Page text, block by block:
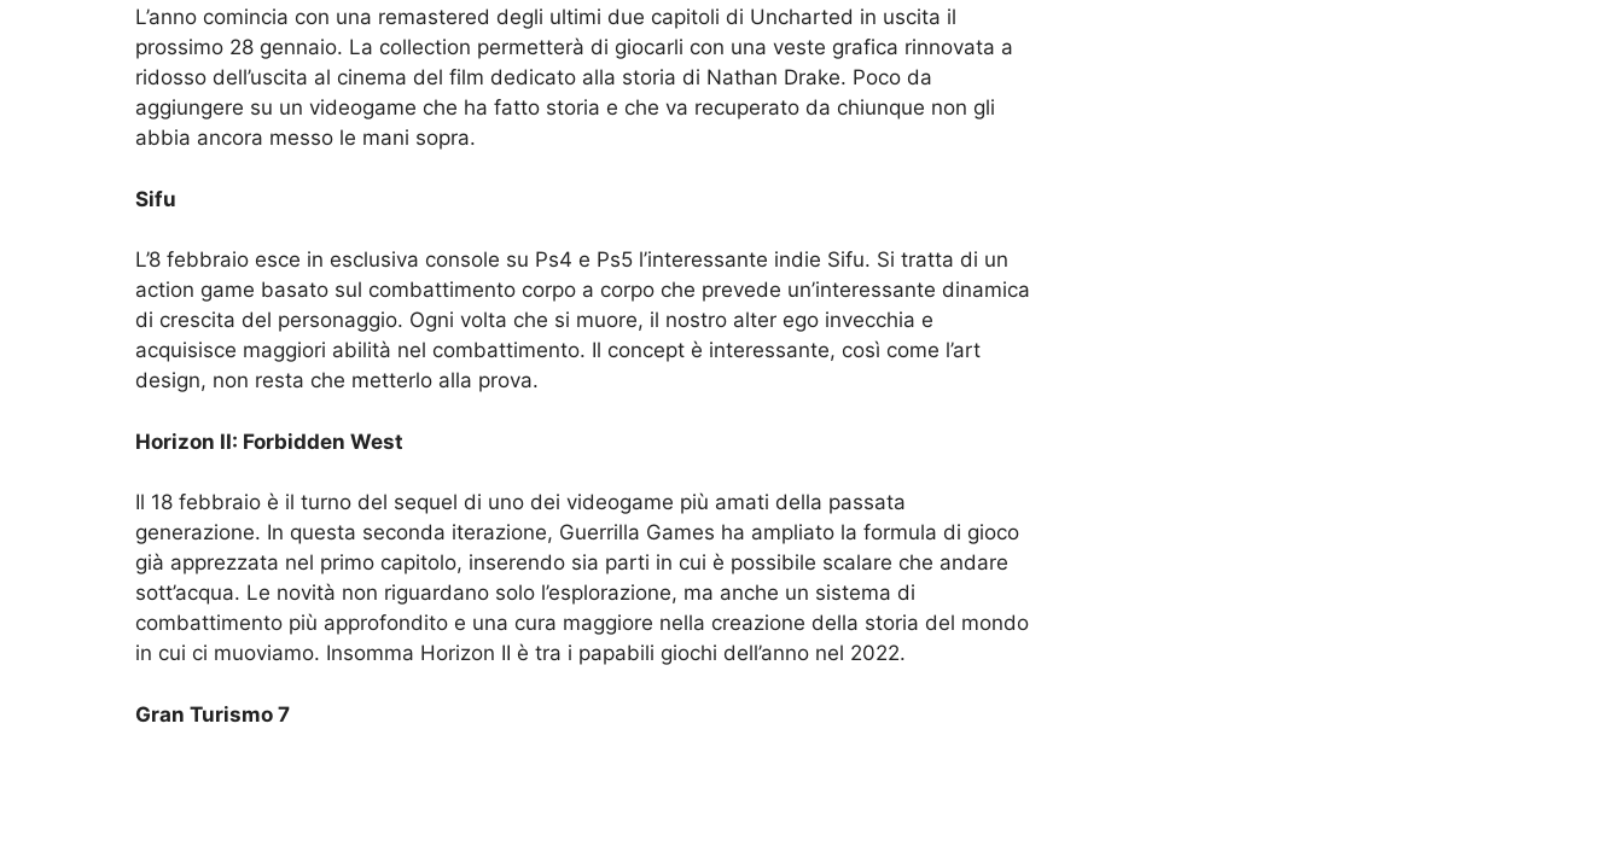
L’anno comincia con una remastered degli ultimi due capitoli di Uncharted in uscita il
prossimo 28 gennaio. La collection permetterà di giocarli con una veste grafica rinnovata a
ridosso dell’uscita al cinema del film dedicato alla storia di Nathan Drake. Poco da
aggiungere su un videogame che ha fatto storia e che va recuperato da chiunque non gli
abbia ancora messo le mani sopra.
Sifu
L’8 febbraio esce in esclusiva console su Ps4 e Ps5 l’interessante indie Sifu. Si tratta di un
action game basato sul combattimento corpo a corpo che prevede un’interessante dinamica
di crescita del personaggio. Ogni volta che si muore, il nostro alter ego invecchia e
acquisisce maggiori abilità nel combattimento. Il concept è interessante, così come l’art
design, non resta che metterlo alla prova.
Horizon II: Forbidden West
Il 18 febbraio è il turno del sequel di uno dei videogame più amati della passata
generazione. In questa seconda iterazione, Guerrilla Games ha ampliato la formula di gioco
già apprezzata nel primo capitolo, inserendo sia parti in cui è possibile scalare che andare
sott’acqua. Le novità non riguardano solo l’esplorazione, ma anche un sistema di
combattimento più approfondito e una cura maggiore nella creazione della storia del mondo
in cui ci muoviamo. Insomma Horizon II è tra i papabili giochi dell’anno nel 2022.
Gran Turismo 7